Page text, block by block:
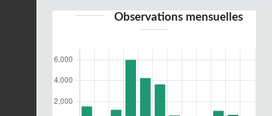
Observations mensuelles